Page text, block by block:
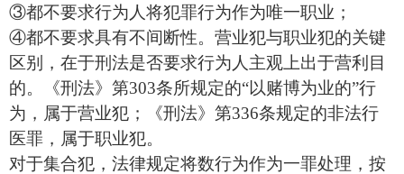
③都不要求行为人将犯罪行为作为唯一职业；
④都不要求具有不间断性。营业犯与职业犯的关键
区别，在于刑法是否要求行为人主观上出于营利目
的。《刑法》第303条所规定的“以赌博为业的”行
为，属于营业犯；《刑法》第336条规定的非法行
医罪，属于职业犯。
对于集合犯，法律规定将数行为作为一罪处理，按